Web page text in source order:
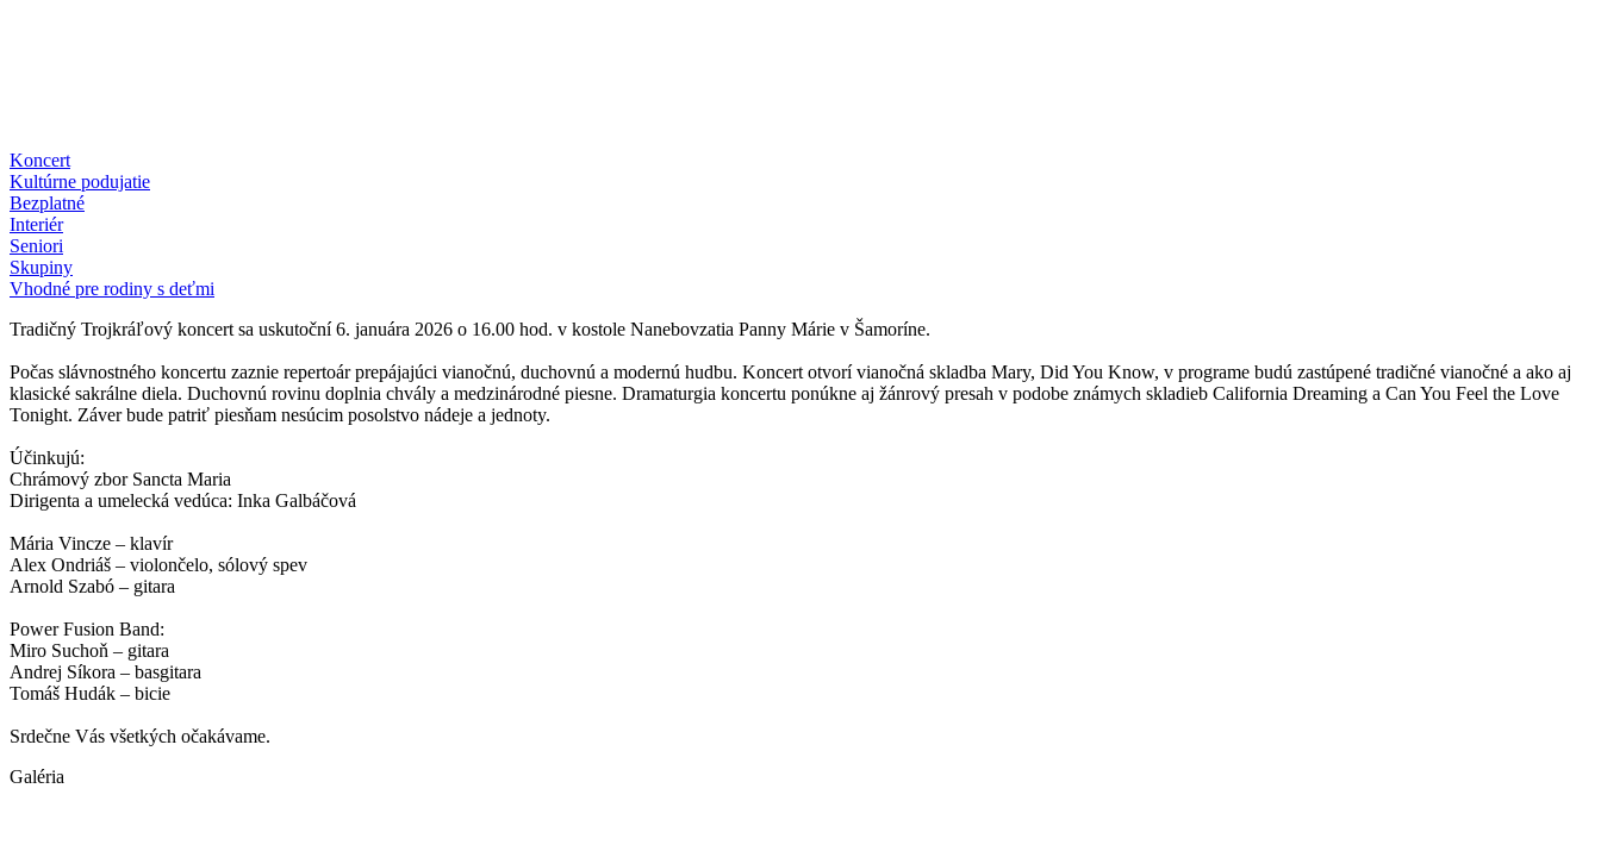
Koncert
Kultúrne podujatie
Bezplatné
Interiér
Seniori
Skupiny
Vhodné pre rodiny s deťmi
Tradičný Trojkráľový koncert sa uskutoční 6. januára 2026 o 16.00 hod. v kostole Nanebovzatia Panny Márie v Šamoríne.
Počas slávnostného koncertu zaznie repertoár prepájajúci vianočnú, duchovnú a modernú hudbu. Koncert otvorí vianočná skladba Mary, Did You Know, v programe budú zastúpené tradičné vianočné a ako aj
klasické sakrálne diela. Duchovnú rovinu doplnia chvály a medzinárodné piesne. Dramaturgia koncertu ponúkne aj žánrový presah v podobe známych skladieb California Dreaming a Can You Feel the Love
Tonight. Záver bude patriť piesňam nesúcim posolstvo nádeje a jednoty.
Účinkujú:
Chrámový zbor Sancta Maria
Dirigenta a umelecká vedúca: Inka Galbáčová
Mária Vincze – klavír
Alex Ondriáš – violončelo, sólový spev
Arnold Szabó – gitara
Power Fusion Band:
Miro Suchoň – gitara
Andrej Síkora – basgitara
Tomáš Hudák – bicie
Srdečne Vás všetkých očakávame.
Galéria